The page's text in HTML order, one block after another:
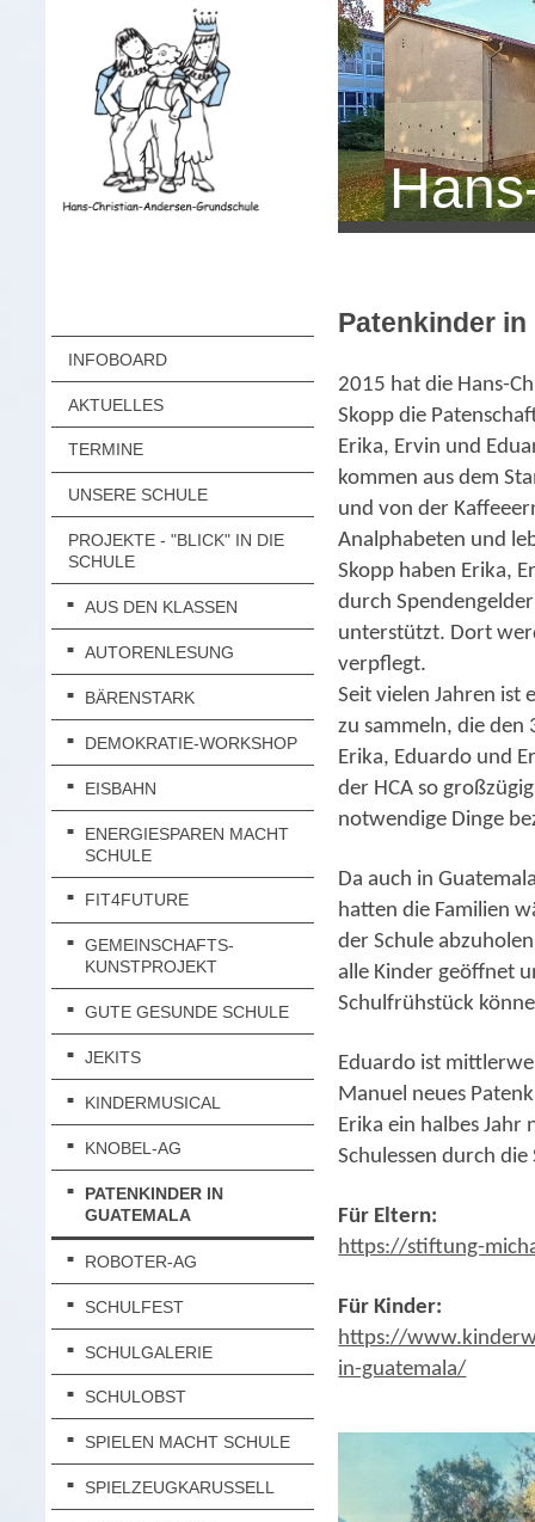
INFOBOARD
AKTUELLES
TERMINE
UNSERE SCHULE
PROJEKTE - "BLICK" IN DIE
SCHULE
AUS DEN KLASSEN
AUTORENLESUNG
BÄRENSTARK
DEMOKRATIE-WORKSHOP
EISBAHN
ENERGIESPAREN MACHT
SCHULE
FIT4FUTURE
GEMEINSCHAFTS-
KUNSTPROJEKT
GUTE GESUNDE SCHULE
JEKITS
KINDERMUSICAL
KNOBEL-AG
PATENKINDER IN
GUATEMALA
ROBOTER-AG
SCHULFEST
SCHULGALERIE
SCHULOBST
SPIELEN MACHT SCHULE
SPIELZEUGKARUSSELL
Patenkinder in
2015 hat die Hans-
Skopp die
Erika, Ervin und
kommen aus dem
und von der
Analphabeten und
Skopp haben Erika,
durch
unterstützt. Dort
verpflegt.
Seit vielen Jahren ist
zu sammeln, die den
Erika, Eduardo und
der HCA so
notwendige Dinge
Da auch in
hatten die Familien
der Schule
alle Kinder geöffnet
Schulfrühstück
Eduardo ist
Manuel neues
Erika ein halbes Jahr
Schulessen durch
Für Eltern:
https://stiftung-
Für Kinder:
https://
in-guatemala/